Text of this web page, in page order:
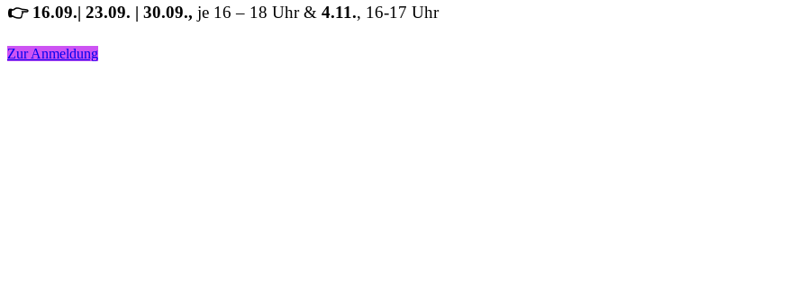
👉 16.09.| 23.09. | 30.09., je 16 – 18 Uhr & 4.11., 16-17 Uhr
Zur Anmeldung